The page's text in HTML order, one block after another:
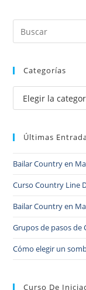
Categorías
Últimas
Bailar Country en
Curso Country Line
Bailar Country en
Grupos de pasos de
Cómo elegir un
Curso De